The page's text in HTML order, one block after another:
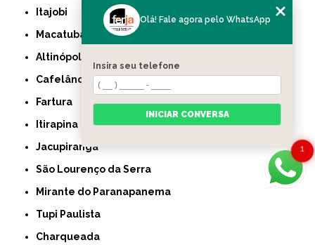
Itajobi
Macatuba
Altinópolis
Cafelândia
Fartura
Itirapina
Jacupiranga
São Lourenço da Serra
Mirante do Paranapanema
Tupi Paulista
Charqueada
1
Olá! Fale agora pelo WhatsApp
Insira seu telefone
INICIAR CONVERSA